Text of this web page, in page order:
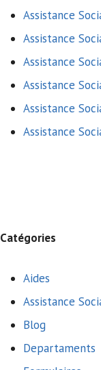
Assistance
Assistance
Assistance
Assistance
Assistance
Assistance
Catégories
Aides
Assistance
Blog
Departaments